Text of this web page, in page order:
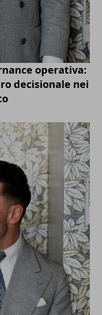
operativa:
decisionale nei